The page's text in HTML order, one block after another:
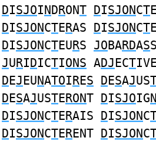
DISJOINDRONT DISJONCTE
DISJONCTERAS DISJONCTE
DISJONCTEURS JOBARDAS
JURIDICTIONS ADJECTIVE
DEJEUNATOIRES DESAJUS
DESAJUSTERONT DISJOIGN
DISJONCTERAIS DISJONC
DISJONCTERENT DISJONC